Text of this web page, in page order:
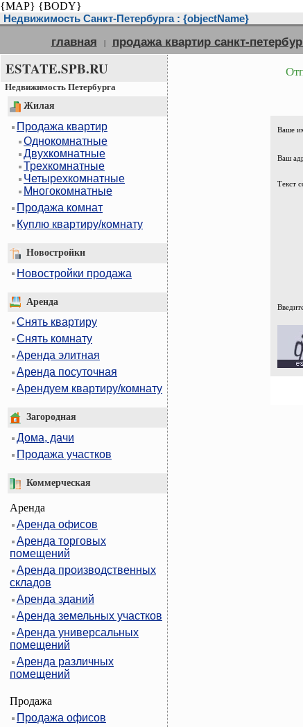
{MAP} {BODY}
Недвижимость Санкт-Петербурга : {objectName}
главная | продажа квартир санкт-
ESTATE.SPB.RU
Недвижимость Петербурга
Жилая
Продажа квартир
Однокомнатные
Двухкомнатные
Трехкомнатные
Четырехкомнатные
Многокомнатные
Продажа комнат
Куплю квартиру/комнату
Новостройки
Новостройки продажа
Аренда
Снять квартиру
Снять комнату
Аренда элитная
Аренда посуточная
Арендуем квартиру/комнату
Загородная
Дома, дачи
Продажа участков
Коммерческая
Аренда
Аренда офисов
Аренда торговых
помещений
Аренда производственных
складов
Аренда зданий
Аренда земельных участков
Аренда универсальных
помещений
Аренда различных
помещений
Продажа
Продажа офисов
Ваше
Ваш
Текст